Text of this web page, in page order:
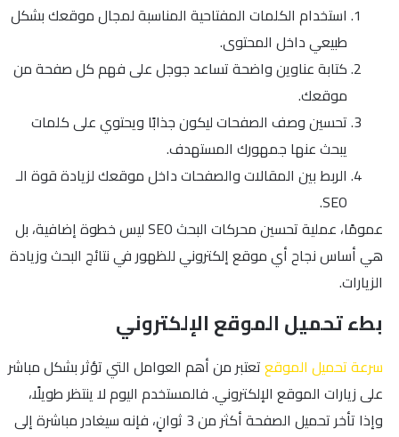
استخدام الكلمات المفتاحية المناسبة لمجال موقعك بشكل
طبيعي داخل المحتوى.
كتابة عناوين واضحة تساعد جوجل على فهم كل صفحة من
موقعك.
تحسين وصف الصفحات ليكون جذابًا ويحتوي على كلمات
يبحث عنها جمهورك المستهدف.
الربط بين المقالات والصفحات داخل موقعك لزيادة قوة الـ
SEO.
عمومًا، عملية تحسين محركات البحث SEO ليس خطوة إضافية، بل
هي أساس نجاح أي موقع إلكتروني للظهور في نتائج البحث وزيادة
الزيارات.
بطء تحميل الموقع الإلكتروني
سرعة تحميل الموقعتعتبر من أهم العوامل التي تؤثر بشكل مباشر
على زيارات الموقع الإلكتروني. فالمستخدم اليوم لا ينتظر طويلًا،
وإذا تأخر تحميل الصفحة أكثر من 3 ثوانٍ، فإنه سيغادر مباشرة إلى